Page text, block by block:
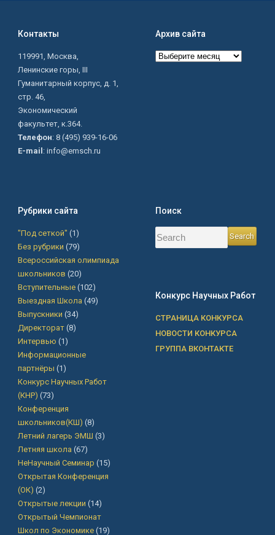
Контакты
119991, Москва,
Ленинские горы, III
Гуманитарный корпус, д. 1,
стр. 46,
Экономический
факультет, к.364.
Телефон: 8 (495) 939-16-06
E-mail : info@emsch.ru
Архив сайта
Архив
Рубрики сайта
"Под сеткой" (1)
Без рубрики (79)
Всероссийская олимпиада
школьников (20)
Вступительные(102)
Выездная Школа (49)
Выпускники (34)
Директорат(8)
Интервью (1)
Информационные
партнёры (1)
Конкурс Научных Работ
(КНР) (73)
Конференция
школьников(КШ) (8)
Летний лагерь ЭМШ (3)
Летняя школа (67)
НеНаучный Семинар (15)
Открытая Конференция
(ОК) (2)
Открытые лекции (14)
Открытый Чемпионат
Школ по Экономике(19)
Поиск
Конкурс Научных Работ
СТРАНИЦА КОНКУРСА
НОВОСТИ КОНКУРСА
ГРУППА ВКОНТАКТЕ